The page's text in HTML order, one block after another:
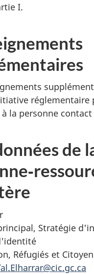
I.
réglementaire
la personne
de
Stratégie
Réfugiés et